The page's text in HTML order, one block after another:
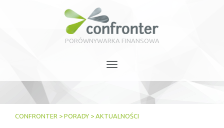
PORÓWNYWARKA FINANSOWA
navigation
CONFRONTER > PORADY > AKTUALNOŚCI